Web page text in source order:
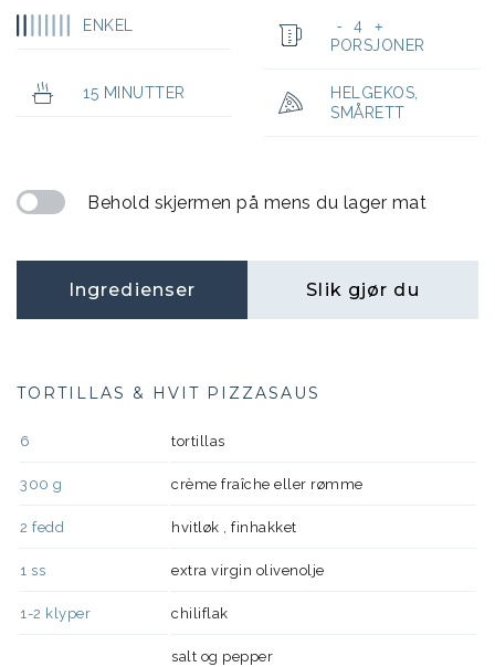
ENKEL - 4 +
PORSJONER
15 MINUTTER HELGEKOS
SMÅRETT
Behold skjermen på mens du lager mat
Ingredienser Slik gjør du
TORTILLAS & HVIT PIZZASAUS
6 tortillas
300 g crème fraîche eller rømme
2 fedd hvitløk , finhakket
1 ss extra virgin olivenolje
1-2 klyper chiliflak
salt og pepper